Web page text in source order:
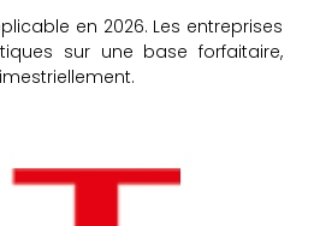
en 2026. Les entreprises
sur une base forfaitaire,